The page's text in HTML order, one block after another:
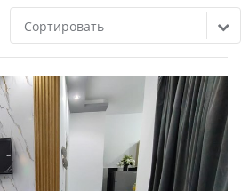
Сортировать